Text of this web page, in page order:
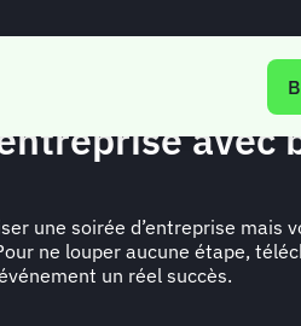
pour
avec
une soirée d’entreprise mais
ne louper aucune étape,
un réel succès.